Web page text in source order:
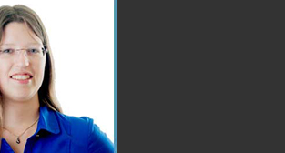
votre distance en